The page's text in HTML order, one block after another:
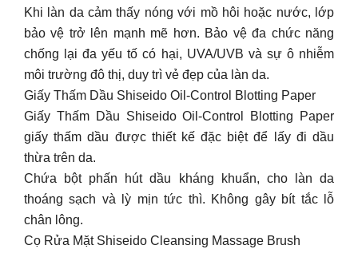
Khi làn da cảm thấy nóng với mồ hôi hoặc nước, lớp
bảo vệ trở lên mạnh mẽ hơn. Bảo vệ đa chức năng
chống lại đa yếu tố có hại, UVA/UVB và sự ô nhiễm
môi trường đô thị, duy trì vẻ đẹp của làn da.
Giấy Thấm Dầu Shiseido Oil-Control Blotting Paper
Giấy Thấm Dầu Shiseido Oil-Control Blotting Paper
giấy thấm dầu được thiết kế đặc biệt để lấy đi dầu
thừa trên da.
Chứa bột phấn hút dầu kháng khuẩn, cho làn da
thoáng sạch và lỳ mịn tức thì. Không gây bít tắc lỗ
chân lông.
Cọ Rửa Mặt Shiseido Cleansing Massage Brush